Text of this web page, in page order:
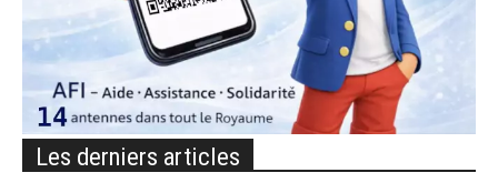
Les derniers articles